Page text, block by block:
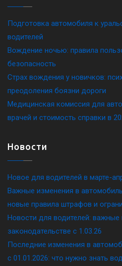
Подготовка автомобиля к
водителей
Вождение ночью: правила
безопасность
Страх вождения у новичков:
преодоления боязни дороги
Медицинская комиссия для
врачей и стоимость справки в
Новости
Новое для водителей в марте-
Важные изменения в
новые правила штрафов и
Новости для водителей:
законодательстве c 1.03.26
Последние изменения в
c 01.01.2026: что нужно знать